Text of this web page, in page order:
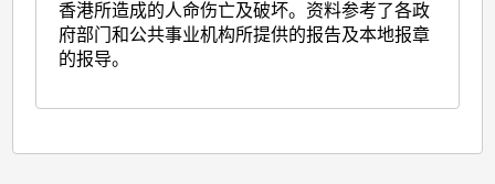
香港所造成的人命伤亡及破坏。资料参考了各政
府部门和公共事业机构所提供的报告及本地报章
的报导。